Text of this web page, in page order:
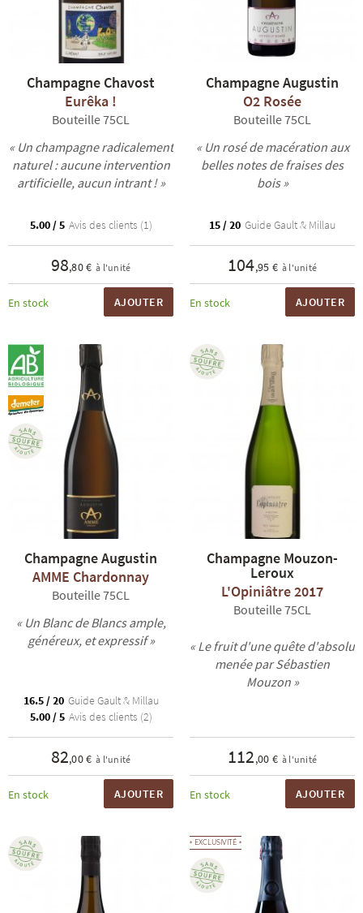
Champagne Chavost
Eurêka !
Bouteille 75CL
« Un champagne radicalement
naturel : aucune intervention
artificielle, aucun intrant ! »
5.00 / 5 Avis des clients (1)
98,80 € à l'unité
En stock AJOUTER
Champagne Augustin
O2 Rosée
Bouteille 75CL
« Un rosé de macération aux
belles notes de fraises des
bois »
15 / 20 Guide Gault & Millau
104,95 € à l'unité
En stock AJOUTER
Champagne Augustin
AMME Chardonnay
Bouteille 75CL
« Un Blanc de Blancs ample,
généreux, et expressif »
16.5 / 20 Guide Gault & Millau
5.00 / 5 Avis des clients (2)
82,00 € à l'unité
En stock AJOUTER
Champagne Mouzon-
Leroux
L'Opiniâtre 2017
Bouteille 75CL
« Le fruit d'une quête d'absolu
menée par Sébastien
Mouzon »
112,00 € à l'unité
En stock AJOUTER
EXCLUSIVITÉ